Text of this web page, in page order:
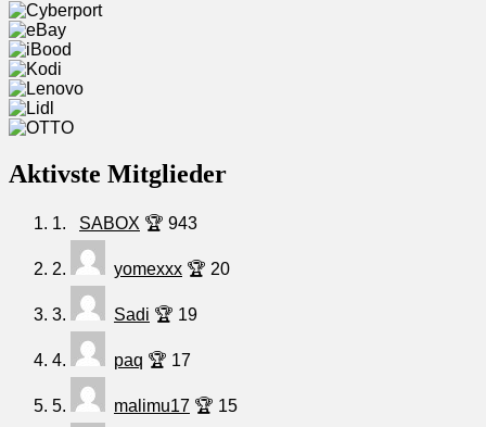
Aktivste Mitglieder
1. SABOX 🏆 943
2. yomexxx 🏆 20
3. Sadi 🏆 19
4. paq 🏆 17
5. malimu17 🏆 15